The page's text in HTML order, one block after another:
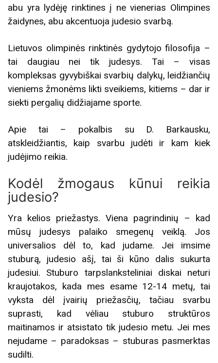
abu yra lydėję rinktines į ne vienerias Olimpines
žaidynes, abu akcentuoja judesio svarbą.
Lietuvos olimpinės rinktinės gydytojo filosofija –
tai daugiau nei tik judesys. Tai – visas
kompleksas gyvybiškai svarbių dalykų, leidžiančių
vieniems žmonėms likti sveikiems, kitiems – dar ir
siekti pergalių didžiajame sporte.
Apie tai – pokalbis su D. Barkausku,
atskleidžiantis, kaip svarbu judėti ir kam kiek
judėjimo reikia.
Kodėl žmogaus kūnui reikia
judesio?
Yra kelios priežastys. Viena pagrindinių – kad
mūsų judesys palaiko smegenų veiklą. Jos
universalios dėl to, kad judame. Jei imsime
stuburą, judesio ašį, tai ši kūno dalis sukurta
judesiui. Stuburo tarpslanksteliniai diskai neturi
kraujotakos, kada mes esame 12-14 metų, tai
vyksta dėl įvairių priežasčių, tačiau svarbu
suprasti, kad vėliau stuburo struktūros
maitinamos ir atsistato tik judesio metu. Jei mes
nejudame – paradoksas – stuburas pasmerktas
sudilti.